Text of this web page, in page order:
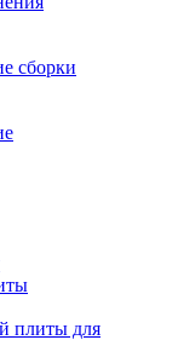
сборки
плиты для